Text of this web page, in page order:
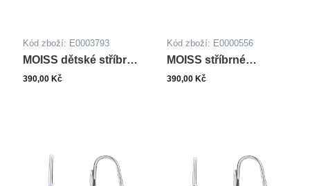
Kód zboží: E0003793
MOISS dětské stříbrné
náušnice SMALT
390,00 Kč
Kód zboží: E0000556
MOISS stříbrné
náušnice SMALT
390,00 Kč